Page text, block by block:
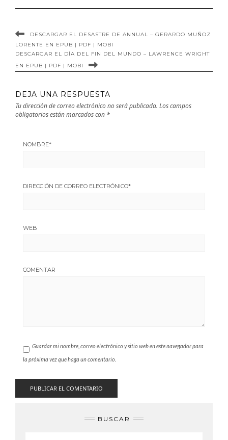
DESCARGAR EL DESASTRE DE ANNUAL – GERARDO MUÑOZ
LORENTE EN EPUB | PDF | MOBI
DESCARGAR EL DÍA DEL FIN DEL MUNDO – LAWRENCE WRIGHT
EN EPUB | PDF | MOBI
DEJA UNA RESPUESTA
Tu dirección de correo electrónico no será publicada. Los campos
obligatorios están marcados con *
NOMBRE*
DIRECCIÓN DE CORREO ELECTRÓNICO*
WEB
COMENTAR
Guardar mi nombre, correo electrónico y sitio web en este navegador para
la próxima vez que haga un comentario.
BUSCAR